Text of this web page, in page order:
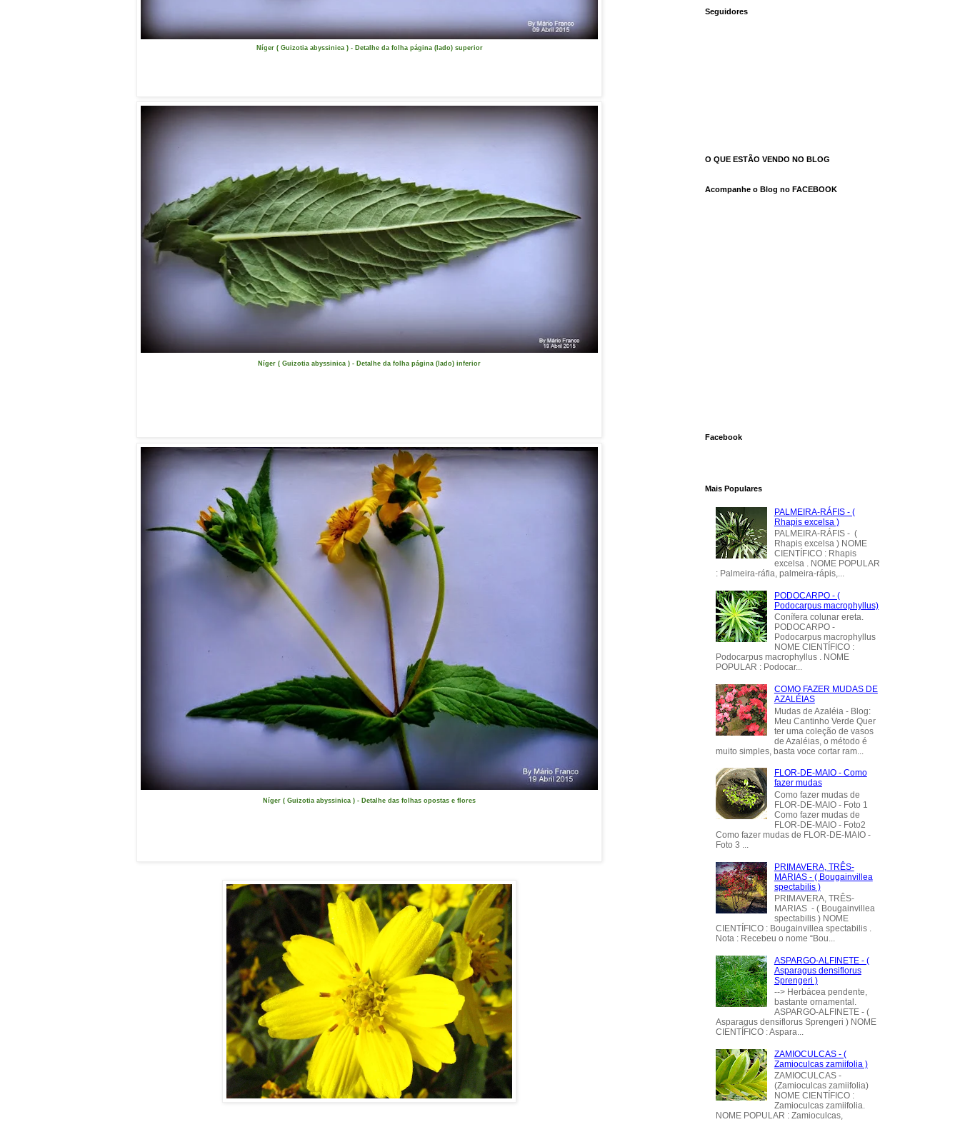
Níger ( Guizotia abyssinica ) - Detalhe da folha página (lado) superior
Níger ( Guizotia abyssinica ) - Detalhe da folha página (lado) inferior
Níger ( Guizotia abyssinica ) - Detalhe das folhas opostas e flores
Seguidores
O QUE ESTÃO VENDO NO BLOG
Acompanhe o Blog no FACEBOOK
Facebook
Mais Populares
PALMEIRA-RÁFIS - (
Rhapis excelsa )
PALMEIRA-RÁFIS - (
Rhapis excelsa ) NOME
CIENTÍFICO : Rhapis
excelsa . NOME POPULAR
: Palmeira-ráfia, palmeira-rápis,...
PODOCARPO - (
Podocarpus macrophyllus)
Conífera colunar ereta.
PODOCARPO -
Podocarpus macrophyllus
NOME CIENTÍFICO :
Podocarpus macrophyllus . NOME
POPULAR : Podocar...
COMO FAZER MUDAS DE
AZALÉIAS
Mudas de Azaléia - Blog:
Meu Cantinho Verde Quer
ter uma coleção de vasos
de Azaléias, o método é
muito simples, basta voce cortar ram...
FLOR-DE-MAIO - Como
fazer mudas
Como fazer mudas de
FLOR-DE-MAIO - Foto 1
Como fazer mudas de
FLOR-DE-MAIO - Foto2
Como fazer mudas de FLOR-DE-MAIO -
Foto 3 ...
PRIMAVERA, TRÊS-
MARIAS - ( Bougainvillea
spectabilis )
PRIMAVERA, TRÊS-
MARIAS - ( Bougainvillea
spectabilis ) NOME
CIENTÍFICO : Bougainvillea spectabilis .
Nota : Recebeu o nome “Bou...
ASPARGO-ALFINETE - (
Asparagus densiflorus
Sprengeri )
--> Herbácea pendente,
bastante ornamental.
ASPARGO-ALFINETE - (
Asparagus densiflorus Sprengeri ) NOME
CIENTÍFICO : Aspara...
ZAMIOCULCAS - (
Zamioculcas zamiifolia )
ZAMIOCULCAS -
(Zamioculcas zamiifolia)
NOME CIENTÍFICO :
Zamioculcas zamiifolia.
NOME POPULAR : Zamioculcas,